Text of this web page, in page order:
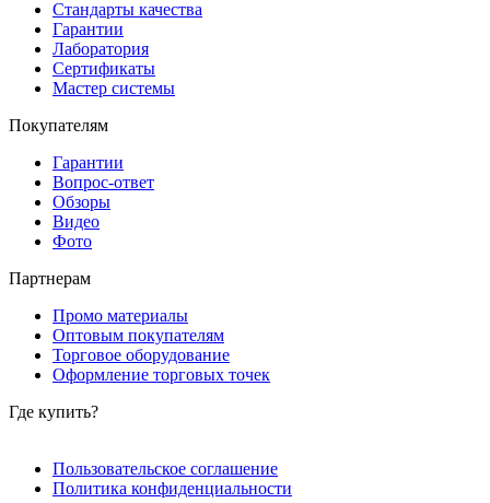
Стандарты качества
Гарантии
Лаборатория
Сертификаты
Мастер системы
Покупателям
Гарантии
Вопрос-ответ
Обзоры
Видео
Фото
Партнерам
Промо материалы
Оптовым покупателям
Торговое оборудование
Оформление торговых точек
Где купить?
Пользовательское соглашение
Политика конфиденциальности